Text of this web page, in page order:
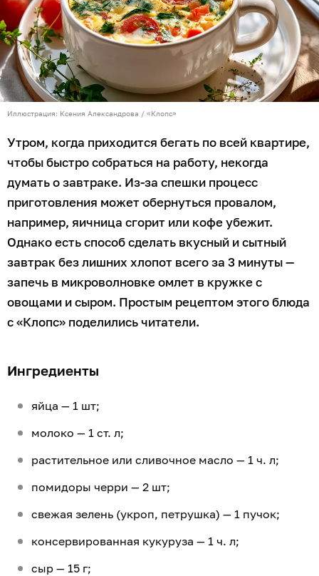
Иллюстрация: Ксения Александрова / «Клопс»
Утром, когда приходится бегать по всей квартире,
чтобы быстро собраться на работу, некогда
думать о завтраке. Из-за спешки процесс
приготовления может обернуться провалом,
например, яичница сгорит или кофе убежит.
Однако есть способ сделать вкусный и сытный
завтрак без лишних хлопот всего за 3 минуты —
запечь в микроволновке омлет в кружке с
овощами и сыром. Простым рецептом этого блюда
с «Клопс» поделились читатели.
Ингредиенты
яйца — 1 шт;
молоко — 1 ст. л;
растительное или сливочное масло — 1 ч. л;
помидоры черри — 2 шт;
свежая зелень (укроп, петрушка) — 1 пучок;
консервированная кукуруза — 1 ч. л;
сыр — 15 г;